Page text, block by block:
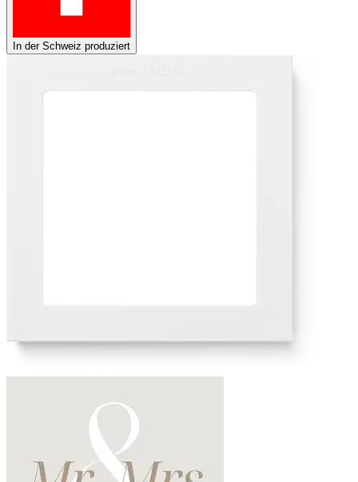
In der Schweiz produziert